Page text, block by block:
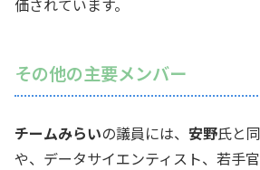
価されています。
その他の主要メンバー
チームみらいの議員には、 安野氏と
や、データサイエンティスト、若手